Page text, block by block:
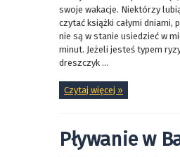
swoje wakacje. Niektórzy
czytać książki całymi dniami,
nie są w stanie usiedzieć w
minut. Jeżeli jesteś typem
dreszczyk ...
Czytaj więcej »
Pływanie w